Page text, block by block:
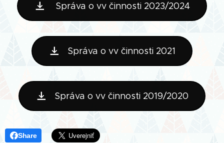
Správa o vv činnosti 2023/2024
Správa o vv činnosti 2021
Správa o vv činnosti 2019/2020
Share